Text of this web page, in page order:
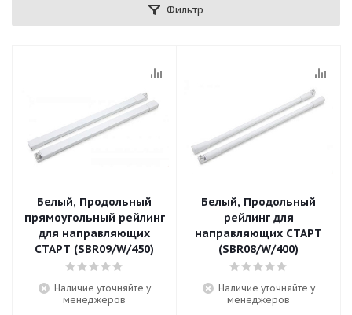
Фильтр
Белый, Продольный
прямоугольный рейлинг
для направляющих
СТАРТ (SBR09/W/450)
Наличие уточняйте у
менеджеров
Белый, Продольный
рейлинг для
направляющих СТАРТ
(SBR08/W/400)
Наличие уточняйте у
менеджеров